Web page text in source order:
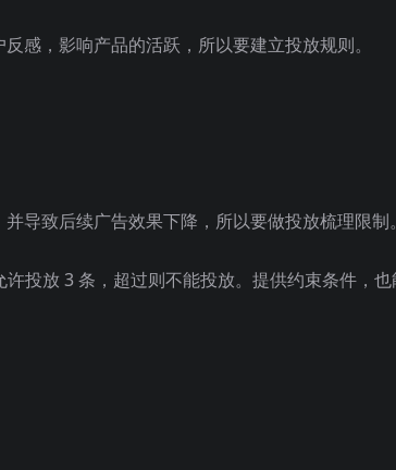
感，影响产品的活跃，所以要建立投放规则。
导致后续广告效果下降，所以要做投放梳理限制
投放 3 条，超过则不能投放。提供约束条件，也